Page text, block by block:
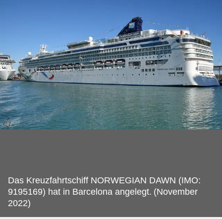
Das Kreuzfahrtschiff NORWEGIAN DAWN (IMO:
9195169) hat in Barcelona angelegt. (November
2022)